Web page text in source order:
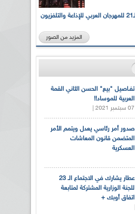
بالصور... الدورة الـ21 للمهرجان العربي للإذاعة والتلفزيون
المزيد من الصور
تفـاصيل "بيع" الحسن الثاني القمة
العربية للموساد!!
07 سبتمبر 2021 |
صدور أمر رئاسي يعدل ويتمم الأمر
المتضمن قانون المعاشات
العسكرية
عطار يشارك في الاجتماع الـ 23
للجنة الوزارية المشتركة لمتابعة
اتفاق أوبك +